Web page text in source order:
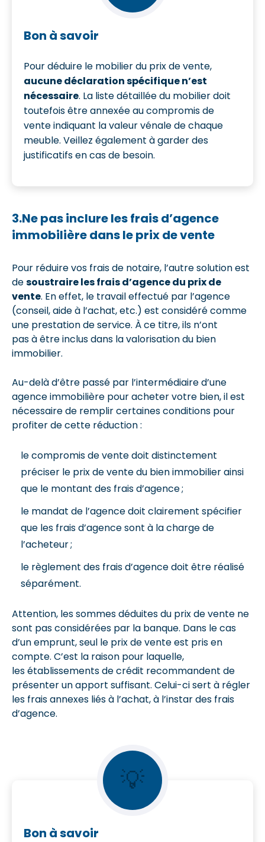
Bon à savoir
Pour déduire le mobilier du prix de vente,
aucune déclaration spécifique n’est
nécessaire. La liste détaillée du mobilier doit
toutefois être annexée au compromis de
vente indiquant la valeur vénale de chaque
meuble. Veillez également à garder des
justificatifs en cas de besoin.
3.Ne pas inclure les frais d’agence
immobilière dans le prix de vente
Pour réduire vos frais de notaire, l’autre solution est
desoustraire les frais d’agence du prix de
vente. En effet, le travail effectué par l’agence
(conseil, aide à l’achat, etc.) est considéré comme
une prestation de service. À ce titre, ils n’ont
pas à être inclus dans la valorisation du bien
immobilier.
Au-delà d’être passé par l’intermédiaire d’une
agence immobilière pour acheter votre bien, il est
nécessaire de remplir certaines conditions pour
profiter de cette réduction :
le compromis de vente doit distinctement
préciser le prix de vente du bien immobilier ainsi
que le montant des frais d’agence ;
le mandat de l’agence doit clairement spécifier
que les frais d’agence sont à la charge de
l’acheteur ;
le règlement des frais d’agence doit être réalisé
séparément.
Attention, les sommes déduites du prix de vente ne
sont pas considérées par la banque. Dans le cas
d’un emprunt, seul le prix de vente est pris en
compte. C’est la raison pour laquelle,
les établissements de crédit recommandent de
présenter un apport suffisant. Celui-ci sert à régler
les frais annexes liés à l’achat, à l’instar des frais
d’agence.
💡
Bon à savoir